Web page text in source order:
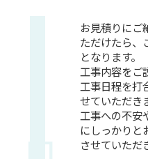
お見積りにご
ただけたら、
となります。
工事内容をご
工事日程を打
せていただき
工事への不安
にしっかりと
させていただ